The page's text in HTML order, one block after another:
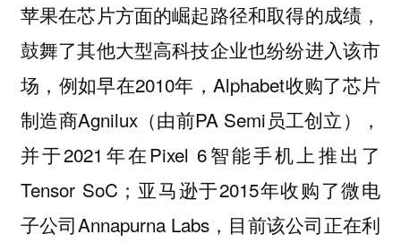
苹果在芯片方面的崛起路径和取得的成绩，
鼓舞了其他大型高科技企业也纷纷进入该市
场，例如早在2010年，Alphabet收购了芯片
制造商Agnilux（由前PA Semi员工创立），
并于2021年在Pixel 6智能手机上推出了
Tensor SoC；亚马逊于2015年收购了微电
子公司Annapurna Labs，目前该公司正在利